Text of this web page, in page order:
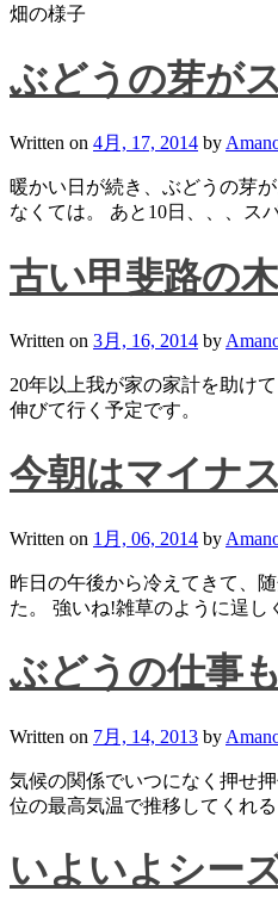
畑の様子
ぶどうの芽が
Written on 4月, 17, 2014 by
暖かい日が続き、ぶどうの芽
なくては。 あと10日、、、ス
古い甲斐路の
Written on 3月, 16, 2014 by
20年以上我が家の家計を助け
伸びて行く予定です。
今朝はマイナ
Written on 1月, 06, 2014 by
昨日の午後から冷えてきて、
た。 強いね!雑草のように逞し
ぶどうの仕事
Written on 7月, 14, 2013 by
気候の関係でいつになく押せ
位の最高気温で推移してくれる
いよいよシー